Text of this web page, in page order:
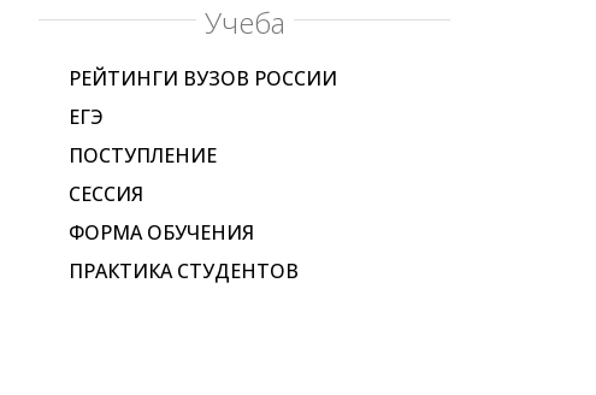
Учеба
РЕЙТИНГИ ВУЗОВ РОССИИ
ЕГЭ
ПОСТУПЛЕНИЕ
СЕССИЯ
ФОРМА ОБУЧЕНИЯ
ПРАКТИКА СТУДЕНТОВ